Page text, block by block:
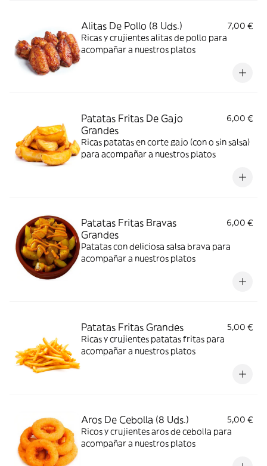
Alitas De Pollo (8 Uds.)
7,00 €
Ricas y crujientes alitas de pollo para
acompañar a nuestros platos
Patatas Fritas De Gajo
Grandes
6,00 €
Ricas patatas en corte gajo (con o sin salsa)
para acompañar a nuestros platos
Patatas Fritas Bravas
Grandes
6,00 €
Patatas con deliciosa salsa brava para
acompañar a nuestros platos
Patatas Fritas Grandes
5,00 €
Ricas y crujientes patatas fritas para
acompañar a nuestros platos
Aros De Cebolla (8 Uds.)
5,00 €
Ricos y crujientes aros de cebolla para
acompañar a nuestros platos